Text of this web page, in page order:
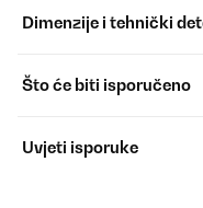
Dimenzije i tehnički
Što će biti isporučeno
Uvjeti isporuke